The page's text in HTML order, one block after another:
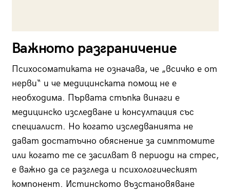
Важното разграничение
Психосоматиката не означава, че „всичко е от
нерви“ и че медицинската помощ не е
необходима. Първата стъпка винаги е
медицинско изследване и консултация със
специалист. Но когато изследванията не
дават достатъчно обяснение за симптомите
или когато те се засилват в периоди на стрес,
е важно да се разгледа и психологическият
компонент. Истинското възстановяване